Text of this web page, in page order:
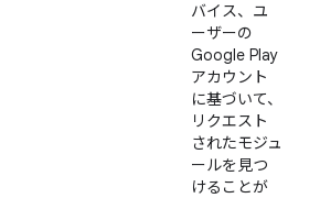
バイス、ユ
ーザーの
Google Play
アカウント
に基づいて、
リクエスト
されたモジュ
ールを見つ
けることが